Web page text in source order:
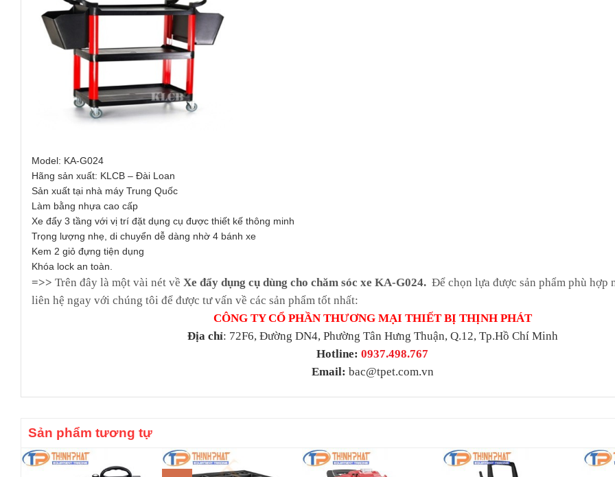
Model: KA-G024
Hãng sản xuất: KLCB – Đài Loan
Sản xuất tại nhà máy Trung Quốc
Làm bằng nhựa cao cấp
Xe đẩy 3 tầng với vị trí đặt dụng cụ được thiết kế thông minh
Trọng lượng nhẹ, di chuyển dễ dàng nhờ 4 bánh xe
Kem 2 giỏ đựng tiện dụng
Khóa lock an toàn.
=>> Trên đây là một vài nét vềXe đẩy dụng cụ dùng cho chăm sóc xe KA-G024. Để chọn lựa được sản phẩm phù hợp
liên hệ ngay với chúng tôi để được tư vấn về các sản phẩm tốt nhất:
CÔNG TY CỔ PHẦN THƯƠNG MẠI THIẾT BỊ THỊNH PHÁT
Địa chỉ: 72F6, Đường DN4, Phường Tân Hưng Thuận, Q.12, Tp.Hồ Chí Minh
Hotline: 0937.498.767
Email: bac@tpet.com.vn
Sản phẩm tương tự